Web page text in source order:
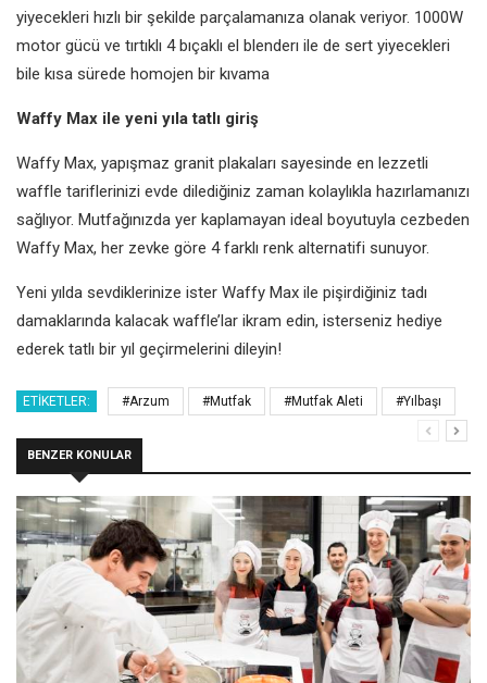
yiyecekleri hızlı bir şekilde parçalamanıza olanak veriyor. 1000W
motor gücü ve tırtıklı 4 bıçaklı el blenderı ile de sert yiyecekleri
bile kısa sürede homojen bir kıvama
Waffy Max ile yeni yıla tatlı giriş
Waffy Max, yapışmaz granit plakaları sayesinde en lezzetli
waffle tariflerinizi evde dilediğiniz zaman kolaylıkla hazırlamanızı
sağlıyor. Mutfağınızda yer kaplamayan ideal boyutuyla cezbeden
Waffy Max, her zevke göre 4 farklı renk alternatifi sunuyor.
Yeni yılda sevdiklerinize ister Waffy Max ile pişirdiğiniz tadı
damaklarında kalacak waffle’lar ikram edin, isterseniz hediye
ederek tatlı bir yıl geçirmelerini dileyin!
ETIKETLER: #Arzum #Mutfak #Mutfak Aleti #Yılbaşı
BENZER KONULAR